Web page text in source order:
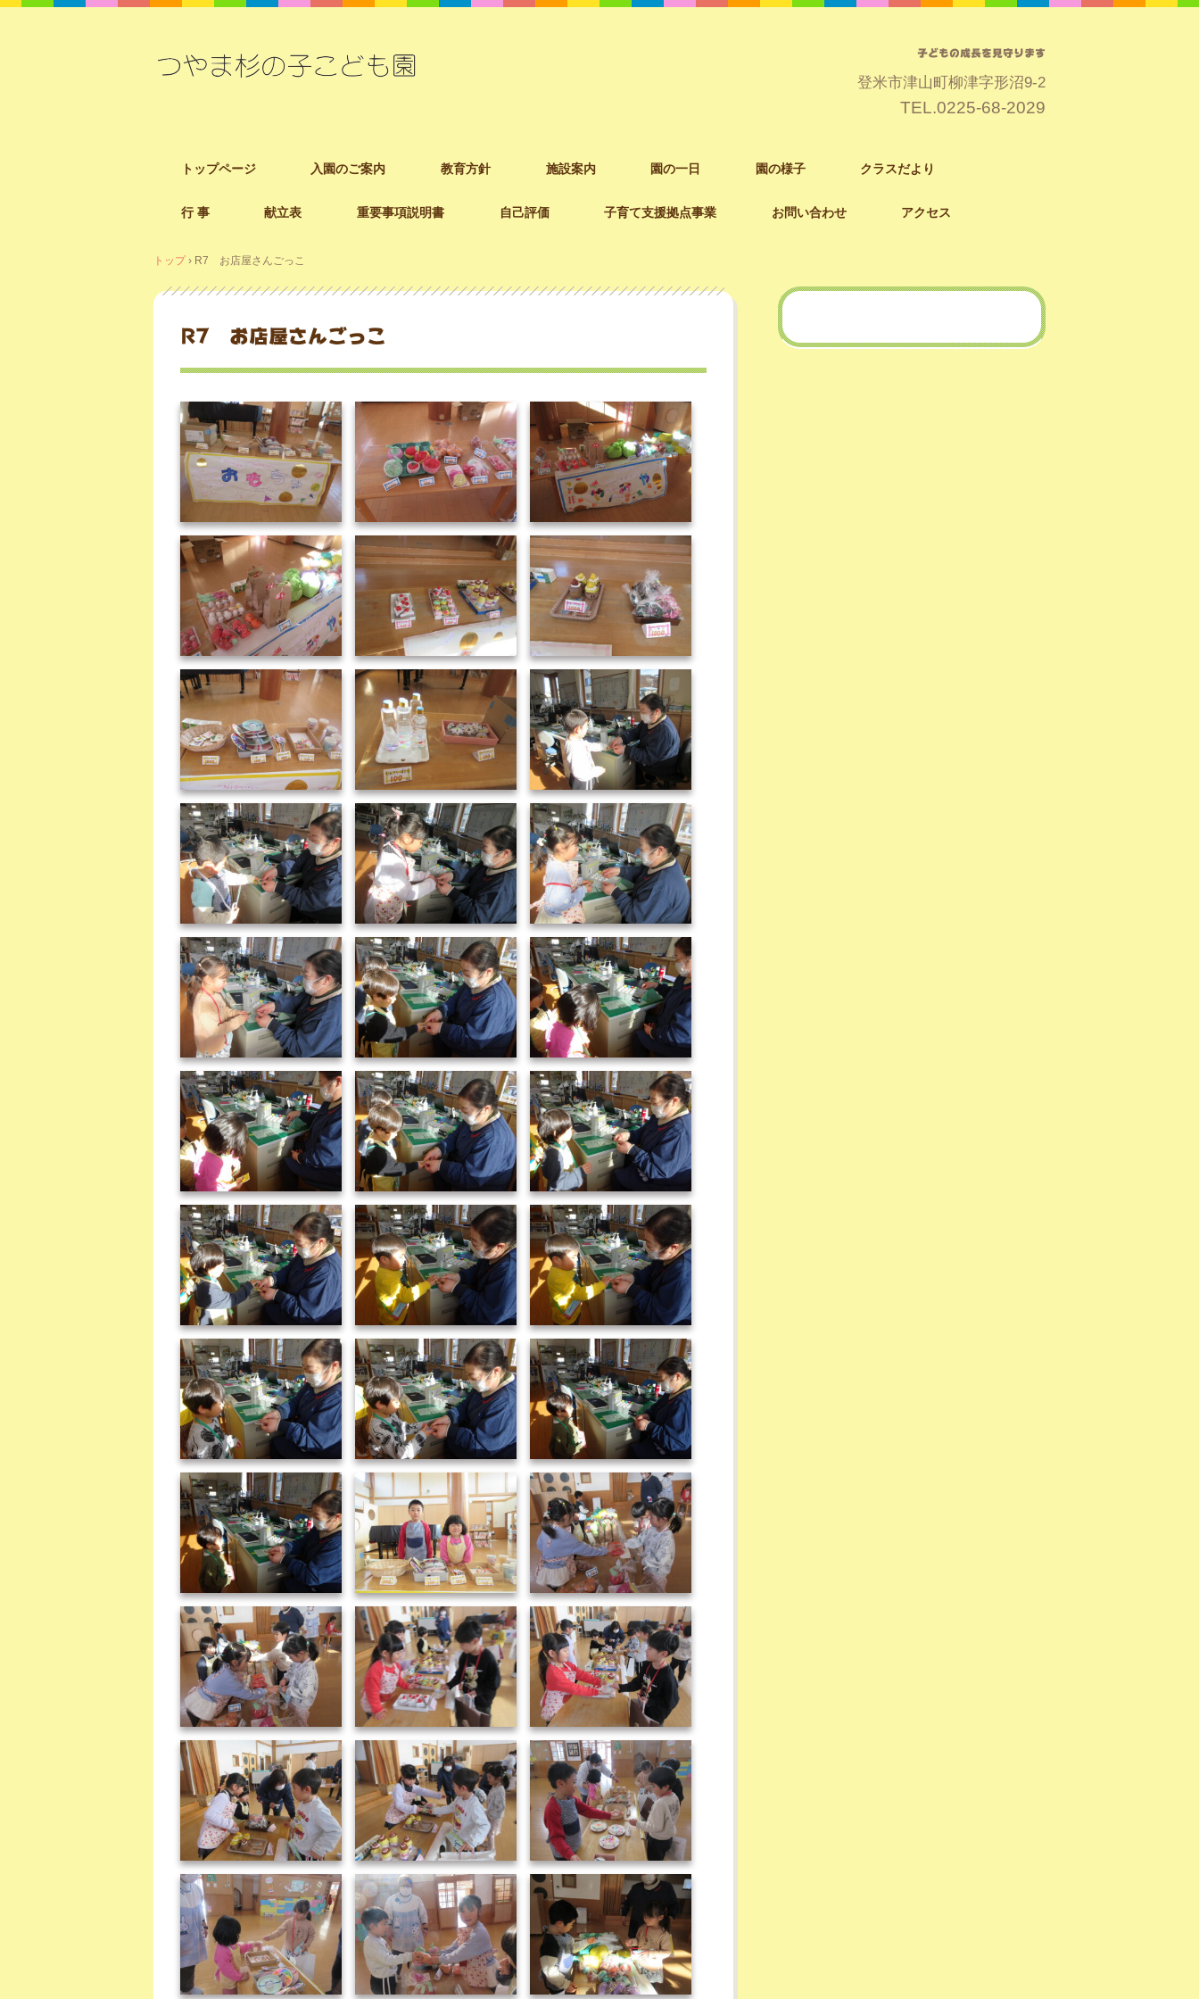
子どもの成長を見守ります
登米市津山町柳津字形沼9-2
TEL.0225-68-2029
トップページ 入園のご案内 教育方針 施設案内 園の一日 園の様子 クラスだより
行 事 献立表 重要事項説明書 自己評価 子育て支援拠点事業 お問い合わせ アクセス
トップ › R7 お店屋さんごっこ
R7 お店屋さんごっこ
IMG_1311 IMG_1312
IMG_1313 IMG_1314 IMG_1315